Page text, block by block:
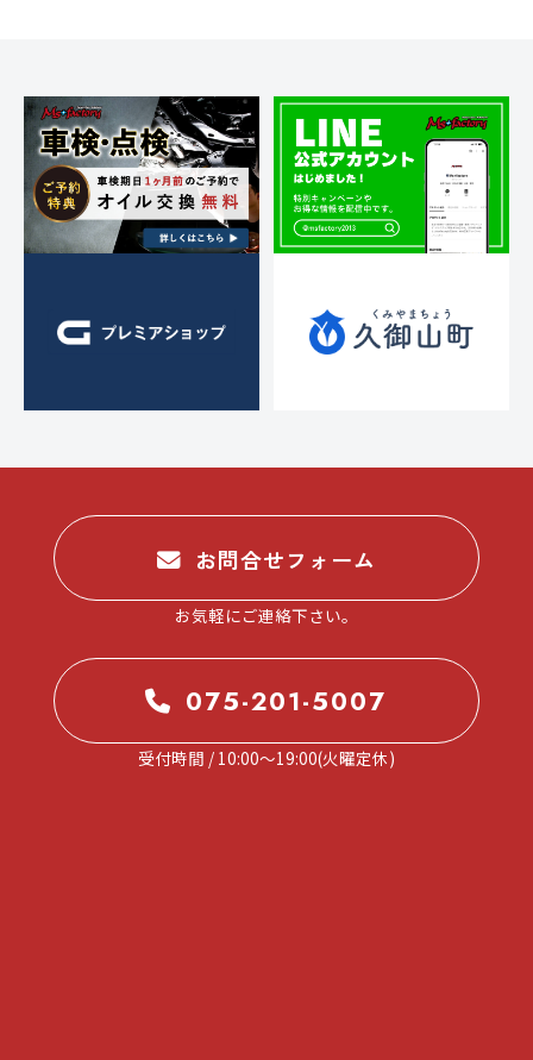
お問合せフォーム
お気軽にご連絡下さい。
075-201-5007
受付時間 / 10:00～19:00(火曜定休)